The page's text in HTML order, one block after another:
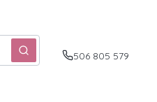
Szukaj 506 805 579